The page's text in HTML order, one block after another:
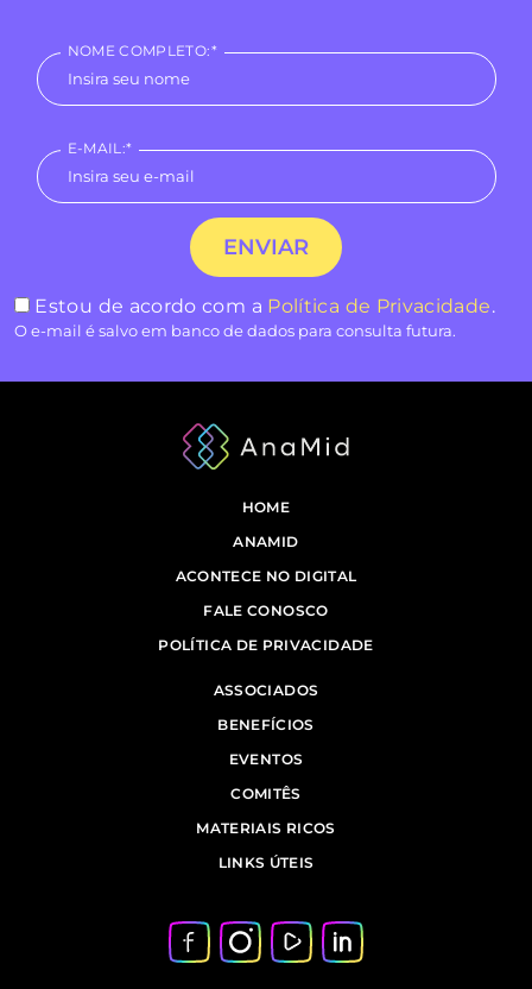
NOME COMPLETO:*
E-MAIL:*
Estou de acordo com a Política de Privacidade.
O e-mail é salvo em banco de dados para consulta futura.
HOME
ANAMID
ACONTECE NO DIGITAL
FALE CONOSCO
POLÍTICA DE PRIVACIDADE
ASSOCIADOS
BENEFÍCIOS
EVENTOS
COMITÊS
MATERIAIS RICOS
LINKS ÚTEIS